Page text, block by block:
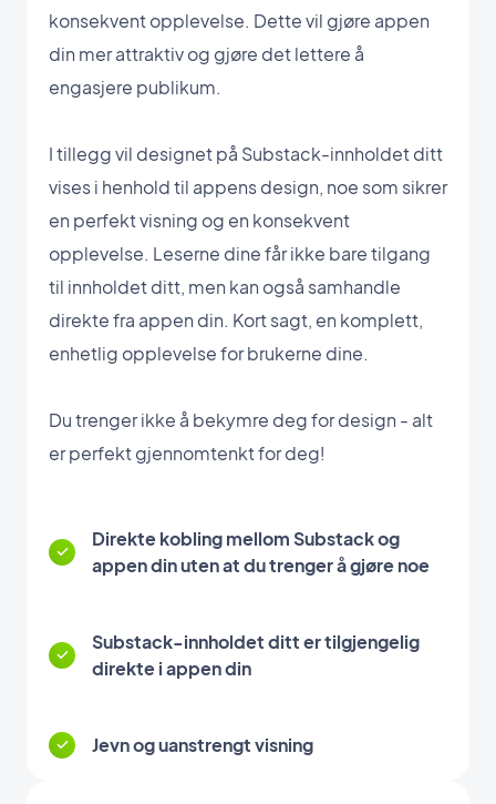
konsekvent opplevelse. Dette vil gjøre appen
din mer attraktiv og gjøre det lettere å
engasjere publikum.
I tillegg vil designet på Substack-innholdet ditt
vises i henhold til appens design, noe som sikrer
en perfekt visning og en konsekvent
opplevelse. Leserne dine får ikke bare tilgang
til innholdet ditt, men kan også samhandle
direkte fra appen din. Kort sagt, en komplett,
enhetlig opplevelse for brukerne dine.
Du trenger ikke å bekymre deg for design - alt
er perfekt gjennomtenkt for deg!
Direkte kobling mellom Substack og
appen din uten at du trenger å gjøre noe
Substack-innholdet ditt er tilgjengelig
direkte i appen din
Jevn og uanstrengt visning